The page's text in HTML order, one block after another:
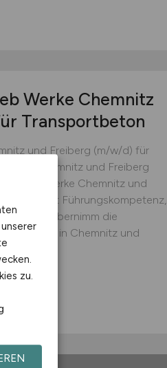
Werke Chemnitz
Transportbeton
und Freiberg (m/w/d) für
Chemnitz und Freiberg
Werke Chemnitz und
vereinst Führungskompetenz,
Übernimm die
in Chemnitz und
zu.